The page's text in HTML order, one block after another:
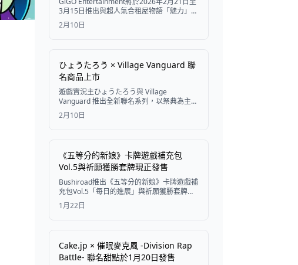
3月15日推出與超人氣合租屋物語「魅力」的
獨家合作活動，包含限定獎品、必買活動以
及轉發活動。
2月10日
ひょうたろう × Village Vanguard 聯
名商品上市
遊戲實況主ひょうたろう與 Village
Vanguard 推出全新聯名系列，以祭典為主
題，為粉絲帶來獨家原創藝術作品。
2月10日
《五等分的新娘》卡牌遊戲補充包
Vol.5與祈願獲勝套牌現正發售
Bushiroad推出《五等分的新娘》卡牌遊戲補
充包Vol.5「每日的進展」與祈願獲勝套牌
（共5款），標誌著遊戲第二季的開始，帶來
獨家卡牌與原創美術設計。
1月22日
Cake.jp × 催眠麥克風 -Division Rap
Battle- 聯名甜點於1月20日發售